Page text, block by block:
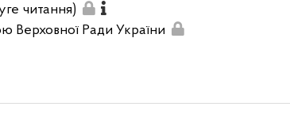
читання)
Верховної Ради України